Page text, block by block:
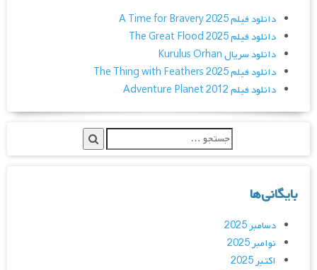
دانلود فیلم A Time for Bravery 2025
دانلود فیلم The Great Flood 2025
دانلود سریال Kurulus Orhan
دانلود فیلم The Thing with Feathers 2025
دانلود فیلم Adventure Planet 2012
بایگانی‌ها
دسامبر 2025
نوامبر 2025
اکتبر 2025